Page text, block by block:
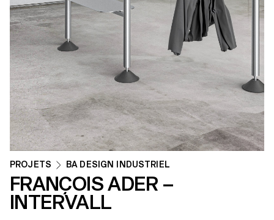
PROJETS BA DESIGN INDUSTRIEL
FRANÇOIS ADER –
INTERVALL